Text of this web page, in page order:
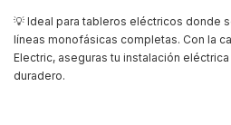
💡 Ideal para tableros eléctricos donde
líneas monofásicas completas. Con la
Electric, aseguras tu instalación
duradero.